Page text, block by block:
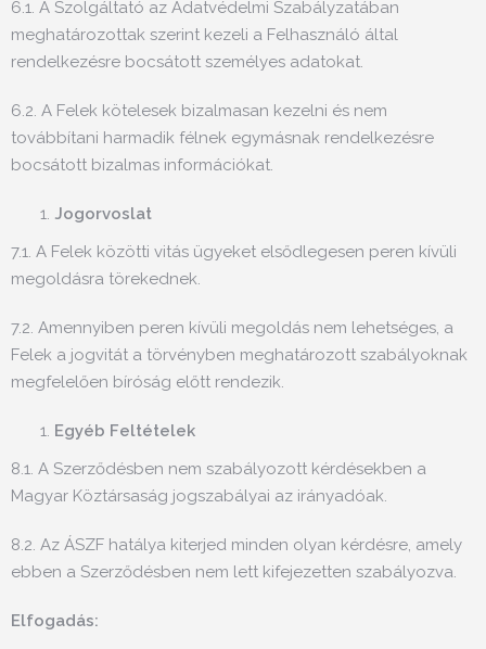
6.1. A Szolgáltató az Adatvédelmi Szabályzatában
meghatározottak szerint kezeli a Felhasználó által
rendelkezésre bocsátott személyes adatokat.
6.2. A Felek kötelesek bizalmasan kezelni és nem
továbbítani harmadik félnek egymásnak rendelkezésre
bocsátott bizalmas információkat.
Jogorvoslat
7.1. A Felek közötti vitás ügyeket elsődlegesen peren kívüli
megoldásra törekednek.
7.2. Amennyiben peren kívüli megoldás nem lehetséges, a
Felek a jogvitát a törvényben meghatározott szabályoknak
megfelelően bíróság előtt rendezik.
Egyéb Feltételek
8.1. A Szerződésben nem szabályozott kérdésekben a
Magyar Köztársaság jogszabályai az irányadóak.
8.2. Az ÁSZF hatálya kiterjed minden olyan kérdésre, amely
ebben a Szerződésben nem lett kifejezetten szabályozva.
Elfogadás: